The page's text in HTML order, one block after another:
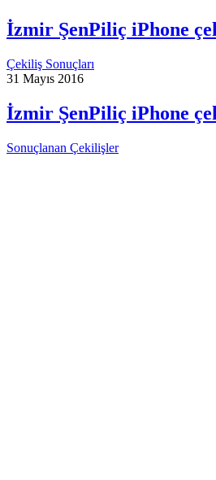
İzmir ŞenPiliç iPhone
Çekiliş Sonuçları
31 Mayıs 2016
İzmir ŞenPiliç iPhone
Sonuçlanan Çekilişler